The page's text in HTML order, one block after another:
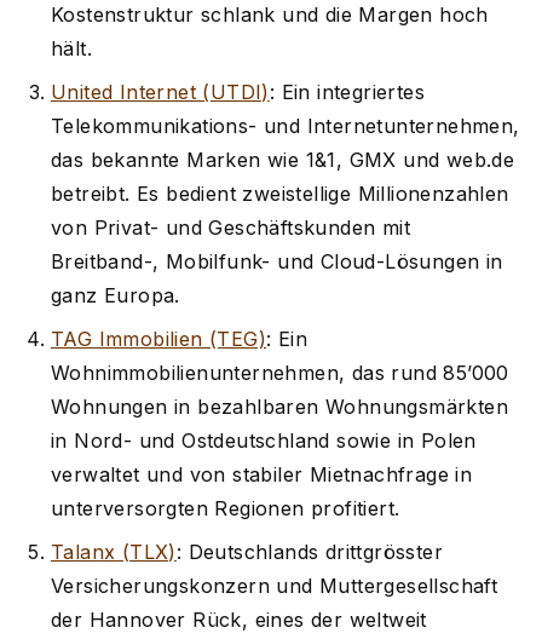
Kostenstruktur schlank und die Margen hoch
hält.
United Internet (UTDI): Ein integriertes
Telekommunikations- und Internetunternehmen,
das bekannte Marken wie 1&1, GMX und web.de
betreibt. Es bedient zweistellige Millionenzahlen
von Privat- und Geschäftskunden mit
Breitband-, Mobilfunk- und Cloud-Lösungen in
ganz Europa.
TAG Immobilien (TEG): Ein
Wohnimmobilienunternehmen, das rund 85’000
Wohnungen in bezahlbaren Wohnungsmärkten
in Nord- und Ostdeutschland sowie in Polen
verwaltet und von stabiler Mietnachfrage in
unterversorgten Regionen profitiert.
Talanx (TLX): Deutschlands drittgrösster
Versicherungskonzern und Muttergesellschaft
der Hannover Rück, eines der weltweit